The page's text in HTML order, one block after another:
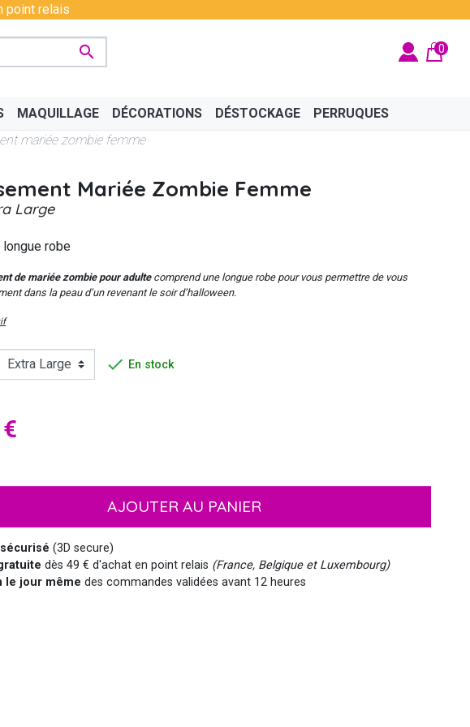
point relais
 0
VIKING
MEDIEVAL
MAQUILLAGE DÉCORATIONS DÉSTOCKAGE
PERRUQUES
mariée zombie femme
Mariée Zombie Femme
Large
longue robe
de mariée zombie pour adultecomprend une longue robe pour vous permettre de vous
dans la peau d’un revenant le soir d’halloween.
 En stock
AJOUTER AU PANIER
(3D secure)
dès 49 € d'achat en point relais (France, Belgique et Luxembourg)
le jour même des commandes validées avant 12 heures